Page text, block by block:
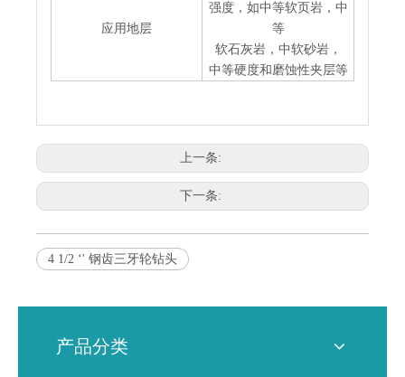
应用地层
强度，如中等软页岩，中
等
软石灰岩，中软砂岩，
中等硬度和磨蚀性夹层等
上一条:
下一条:
4 1/2 ‘' 钢齿三牙轮钻头
产品分类